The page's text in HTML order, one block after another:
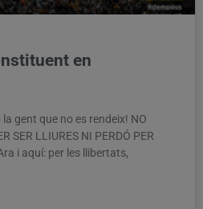
en
gent que no es rendeix! NO
SER LLIURES NI PERDÓ PER
i aquí: per les llibertats,